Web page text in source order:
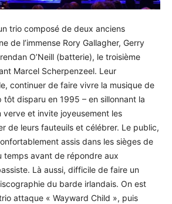
trio composé de deux anciens
de l’immense Rory Gallagher, Gerry
O’Neill (batterie), le troisième
Marcel Scherpenzeel. Leur
continuer de faire vivre la musique de
tôt disparu en 1995 – en sillonnant la
verve et invite joyeusement les
de leurs fauteuils et célébrer. Le public,
assis dans les sièges de
temps avant de répondre aux
Là aussi, difficile de faire un
du barde irlandais. On est
attaque « Wayward Child », puis